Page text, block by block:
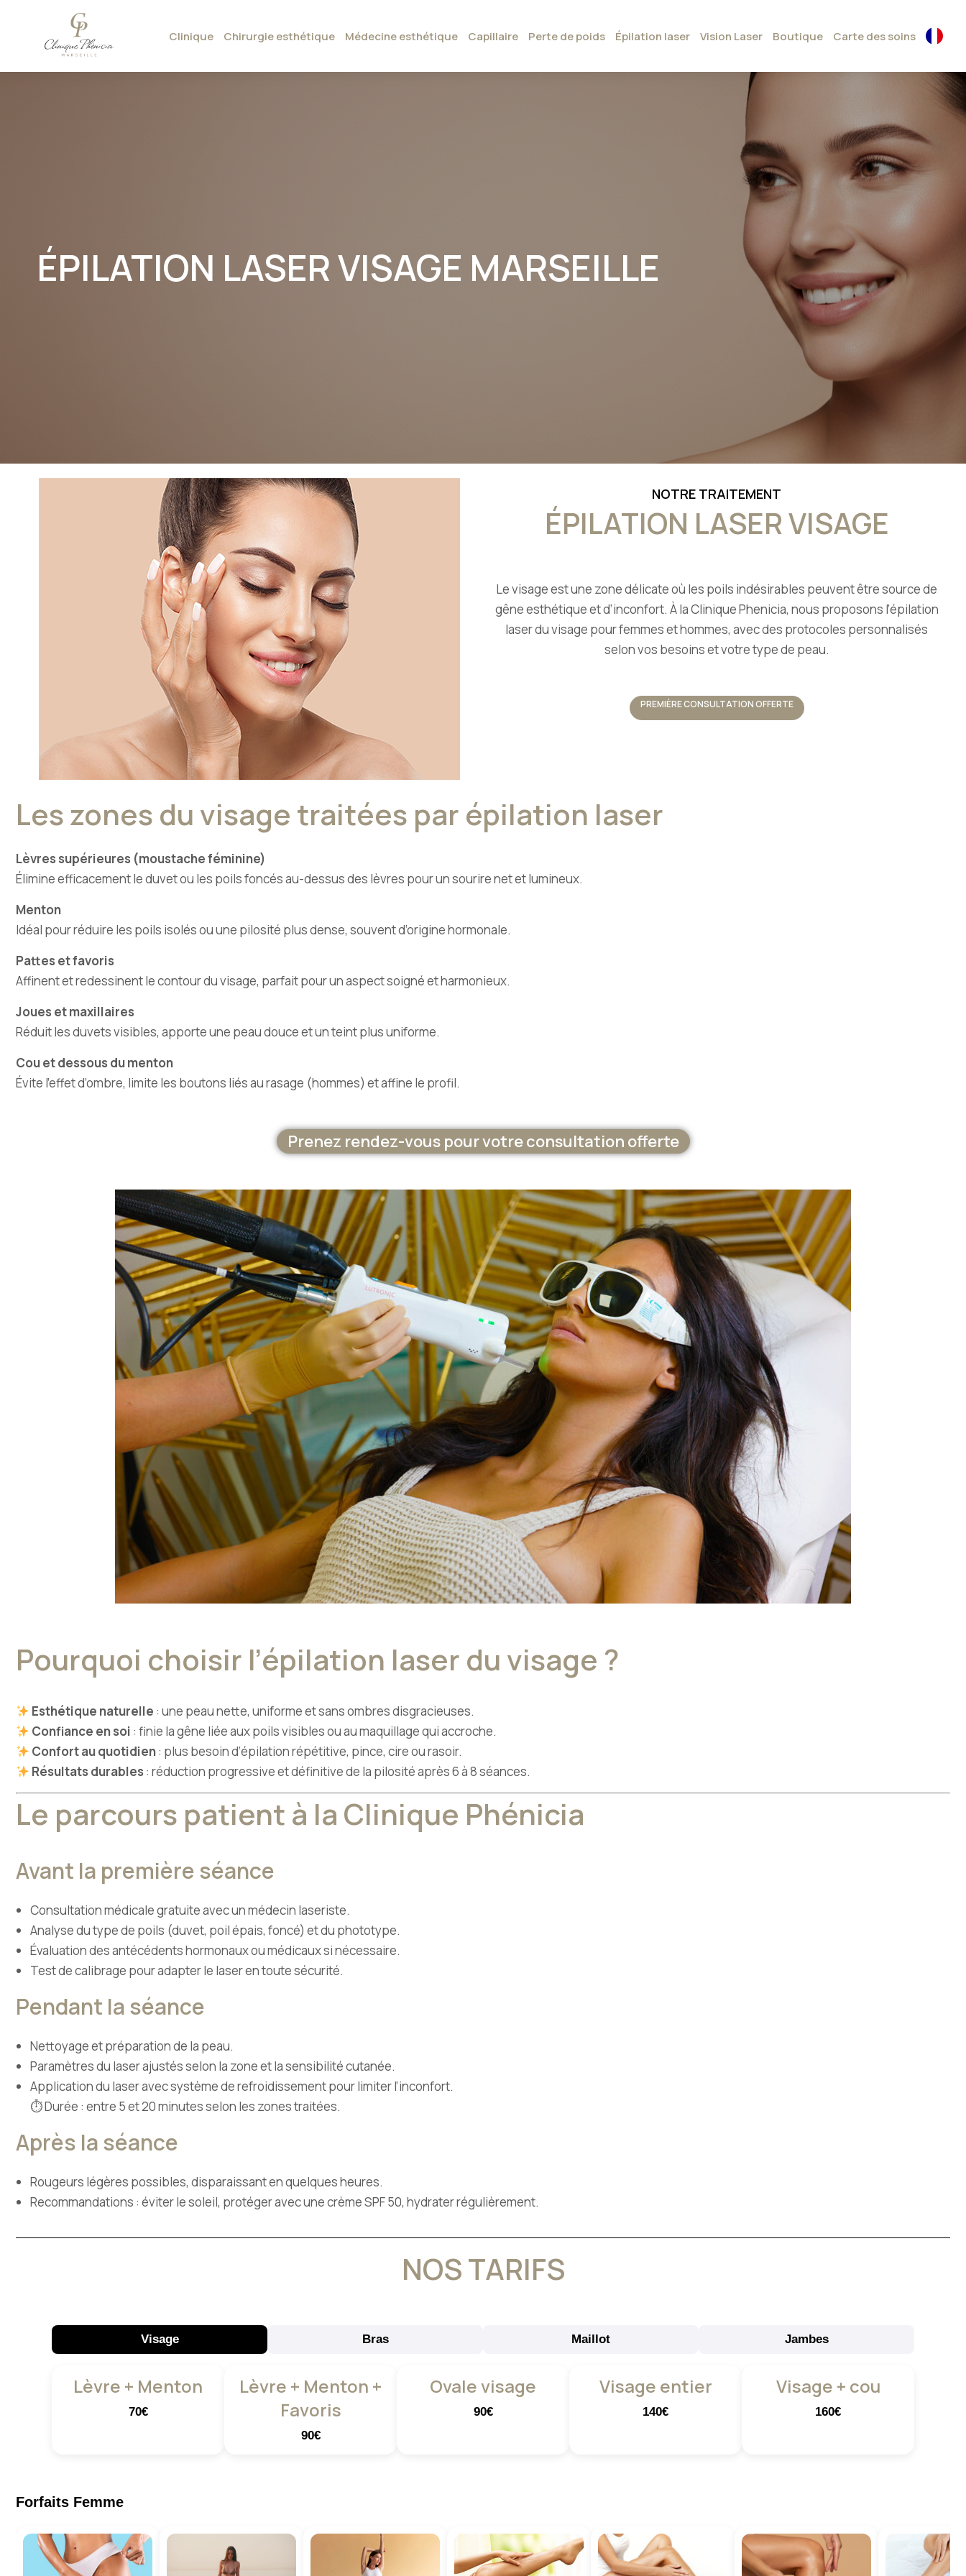
Clinique Chirurgie esthétique Médecine esthétique Capillaire Perte de poids Épilation laser Vision Laser Boutique Carte des soins
ÉPILATION LASER VISAGE MARSEILLE
NOTRE TRAITEMENT
ÉPILATION LASER VISAGE
Le visage est une zone délicate où les poils indésirables peuvent être source de
gêne esthétique et d’inconfort. À la Clinique Phenicia, nous proposons l’épilation
laser du visage pour femmes et hommes, avec des protocoles personnalisés
selon vos besoins et votre type de peau.
PREMIÈRE CONSULTATION OFFERTE
Les zones du visage traitées par épilation laser
Lèvres supérieures (moustache féminine)
Élimine efficacement le duvet ou les poils foncés au-dessus des lèvres pour un sourire net et lumineux.
Menton
Idéal pour réduire les poils isolés ou une pilosité plus dense, souvent d’origine hormonale.
Pattes et favoris
Affinent et redessinent le contour du visage, parfait pour un aspect soigné et harmonieux.
Joues et maxillaires
Réduit les duvets visibles, apporte une peau douce et un teint plus uniforme.
Cou et dessous du menton
Évite l’effet d’ombre, limite les boutons liés au rasage (hommes) et affine le profil.
Prenez rendez-vous pour votre consultation offerte
Pourquoi choisir l’épilation laser du visage ?
Esthétique naturelle : une peau nette, uniforme et sans ombres disgracieuses.
Confiance en soi : finie la gêne liée aux poils visibles ou au maquillage qui accroche.
Confort au quotidien: plus besoin d’épilation répétitive, pince, cire ou rasoir.
Résultats durables : réduction progressive et définitive de la pilosité après 6 à 8 séances.
Le parcours patient à la Clinique Phénicia
Avant la première séance
Consultation médicale gratuite avec un médecin laseriste.
Analyse du type de poils (duvet, poil épais, foncé) et du phototype.
Évaluation des antécédents hormonaux ou médicaux si nécessaire.
Test de calibrage pour adapter le laser en toute sécurité.
Pendant la séance
Nettoyage et préparation de la peau.
Paramètres du laser ajustés selon la zone et la sensibilité cutanée.
Application du laser avec système de refroidissement pour limiter l’inconfort.
⏱ Durée : entre 5 et 20 minutes selon les zones traitées.
Après la séance
Rougeurs légères possibles, disparaissant en quelques heures.
Recommandations : éviter le soleil, protéger avec une crème SPF 50, hydrater régulièrement.
NOS TARIFS
Visage Bras Maillot Jambes
Lèvre + Menton
70€
Lèvre + Menton +
Favoris
90€
Ovale visage
90€
Visage entier
140€
Visage + cou
160€
Forfaits Femme